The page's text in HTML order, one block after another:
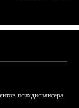
психдиспансера